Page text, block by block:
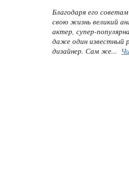
Благодаря его
свою жизнь великий
актер, супер-
даже один известный
дизайнер. Сам же...